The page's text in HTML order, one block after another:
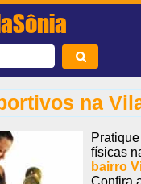
na
físicas
bairro
Confira